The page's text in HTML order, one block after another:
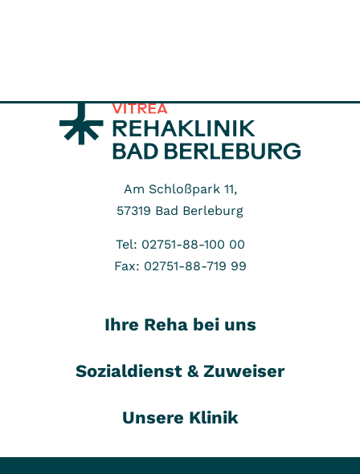
Am Schloßpark 11,
57319 Bad Berleburg
Tel: 02751-88-100 00
Fax: 02751-88-719 99
Ihre Reha bei uns
Sozialdienst & Zuweiser
Unsere Klinik